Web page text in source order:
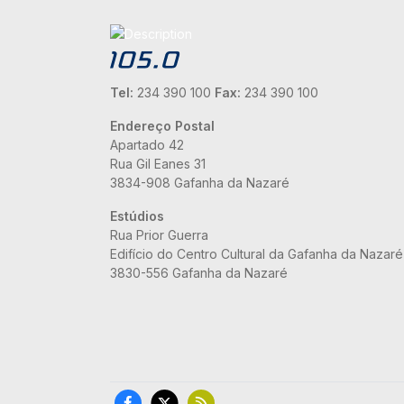
Tel: 234 390 100 Fax: 234 390 100
Endereço Postal
Apartado 42
Rua Gil Eanes 31
3834-908 Gafanha da Nazaré
Estúdios
Rua Prior Guerra
Edifício do Centro Cultural da Gafanha da Nazaré
3830-556 Gafanha da Nazaré